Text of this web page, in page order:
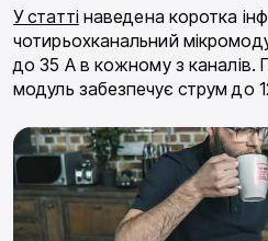
У статті наведена коротка
чотирьохканальний
до 35 А в кожному з каналів.
модуль забезпечує струм до